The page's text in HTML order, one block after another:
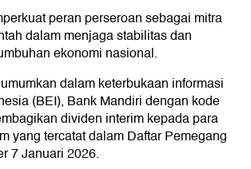
peran perseroan sebagai mitra
dalam menjaga stabilitas dan
ekonomi nasional.
dalam keterbukaan informasi
(BEI), Bank Mandiri dengan kode
dividen interim kepada para
yang tercatat dalam Daftar Pemegang
7 Januari 2026.